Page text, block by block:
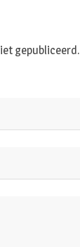
gepubliceerd.